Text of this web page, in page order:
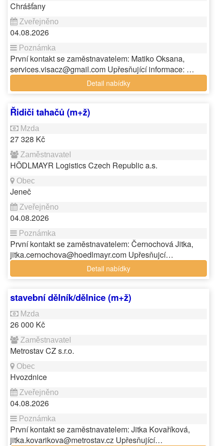
Chrášťany
04.08.2026
První kontakt se zaměstnavatelem: Matiko Oksana,
services.visacz@gmail.com Upřesňující informace: …
Detail nabídky
Řidiči tahačů (m+ž)
27 328 Kč
HÖDLMAYR Logistics Czech Republic a.s.
Jeneč
04.08.2026
První kontakt se zaměstnavatelem: Černochová Jitka,
jitka.cernochova@hoedlmayr.com Upřesňujcí…
Detail nabídky
stavební dělník/dělnice (m+ž)
26 000 Kč
Metrostav CZ s.r.o.
Hvozdnice
04.08.2026
První kontakt se zaměstnavatelem: Jitka Kovaříková,
jitka.kovarikova@metrostav.cz Upřesňující…